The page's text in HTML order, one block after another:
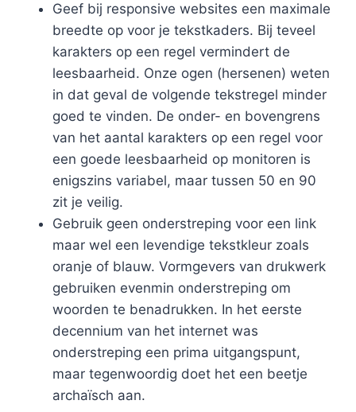
Geef bij responsive websites een maximale
breedte op voor je tekstkaders. Bij teveel
karakters op een regel vermindert de
leesbaarheid. Onze ogen (hersenen) weten
in dat geval de volgende tekstregel minder
goed te vinden. De onder- en bovengrens
van het aantal karakters op een regel voor
een goede leesbaarheid op monitoren is
enigszins variabel, maar tussen 50 en 90
zit je veilig.
Gebruik geen onderstreping voor een link
maar wel een levendige tekstkleur zoals
oranje of blauw. Vormgevers van drukwerk
gebruiken evenmin onderstreping om
woorden te benadrukken. In het eerste
decennium van het internet was
onderstreping een prima uitgangspunt,
maar tegenwoordig doet het een beetje
archaïsch aan.